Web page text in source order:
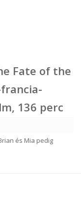
Fate of the
136 perc
és Mia pedig